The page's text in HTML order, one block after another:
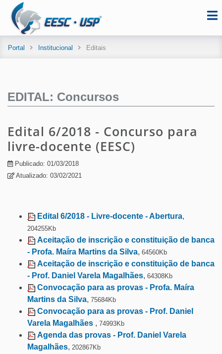
Portal Institucional Editais
EDITAL: Concursos
Edital 6/2018 - Concurso para
livre-docente (EESC)
Publicado: 01/03/2018
Atualizado: 03/02/2021
Edital 6/2018 - Livre-docente - Abertura,
204255Kb
Aceitação de inscrição e constituição de banca
- Profa. Maíra Martins da Silva, 64560Kb
Aceitação de inscrição e constituição de banca
- Prof. Daniel Varela Magalhães, 64308Kb
Convocação para as provas - Profa. Maíra
Martins da Silva, 75684Kb
Convocação para as provas - Prof. Daniel
Varela Magalhães , 74993Kb
Agenda das provas - Prof. Daniel Varela
Magalhães, 202867Kb